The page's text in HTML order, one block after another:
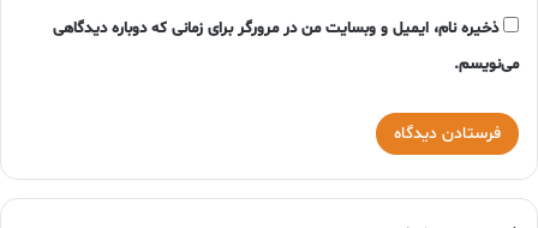
ذخیره نام، ایمیل و وبسایت من در مرورگر برای زمانی که دوباره دیدگاهی
می‌نویسم.